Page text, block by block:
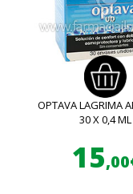
OPTAVA LAGRIMA
30 X 0,4 ML
15